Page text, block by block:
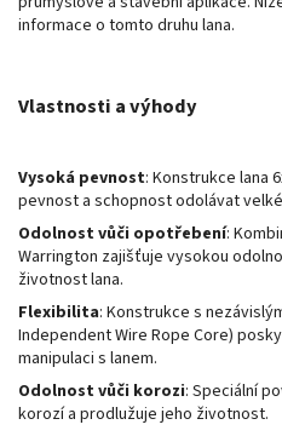
informace o tomto druhu lana.
Vlastnosti a výhody
Vysoká pevnost: Konstrukce lana
pevnost a schopnost odolávat
Odolnost vůči opotřebení:
Warrington zajišťuje vysokou
životnost lana.
Flexibilita: Konstrukce s
Independent Wire Rope Core)
manipulaci s lanem.
Odolnost vůči korozi: Speciální
korozí a prodlužuje jeho životnost.